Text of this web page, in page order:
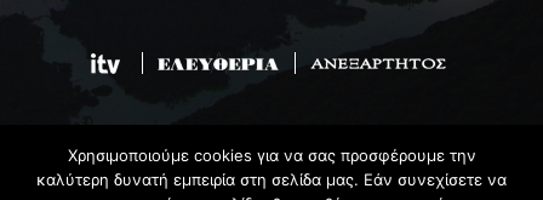
© 2019 Epirus Online
Χρησιμοποιούμε cookies για να σας προσφέρουμε την
καλύτερη δυνατή εμπειρία στη σελίδα μας. Εάν συνεχίσετε να